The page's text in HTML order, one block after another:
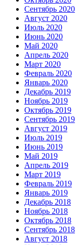
Сентябрь 2020
Август 2020
Июль 2020
Июнь 2020
Май 2020
Апрель 2020
Март 2020
Февраль 2020
Январь 2020
Декабрь 2019
Ноябрь 2019
Октябрь 2019
Сентябрь 2019
Август 2019
Июль 2019
Июнь 2019
Май 2019
Апрель 2019
Март 2019
Февраль 2019
Январь 2019
Декабрь 2018
Ноябрь 2018
Октябрь 2018
Сентябрь 2018
Август 2018